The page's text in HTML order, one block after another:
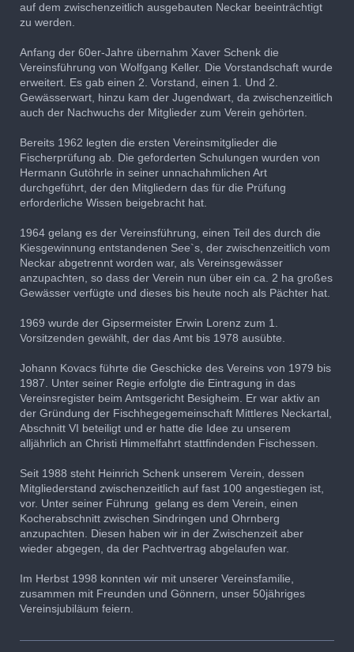
auf dem zwischenzeitlich ausgebauten Neckar beeinträchtigt
zu werden.
Anfang der 60er-Jahre übernahm Xaver Schenk die
Vereinsführung von Wolfgang Keller. Die Vorstandschaft wurde
erweitert. Es gab einen 2. Vorstand, einen 1. Und 2.
Gewässerwart, hinzu kam der Jugendwart, da zwischenzeitlich
auch der Nachwuchs der Mitglieder zum Verein gehörten.
Bereits 1962 legten die ersten Vereinsmitglieder die
Fischerprüfung ab. Die geforderten Schulungen wurden von
Hermann Gutöhrle in seiner unnachahmlichen Art
durchgeführt, der den Mitgliedern das für die Prüfung
erforderliche Wissen beigebracht hat.
1964 gelang es der Vereinsführung, einen Teil des durch die
Kiesgewinnung entstandenen See`s, der zwischenzeitlich vom
Neckar abgetrennt worden war, als Vereinsgewässer
anzupachten, so dass der Verein nun über ein ca. 2 ha großes
Gewässer verfügte und dieses bis heute noch als Pächter hat.
1969 wurde der Gipsermeister Erwin Lorenz zum 1.
Vorsitzenden gewählt, der das Amt bis 1978 ausübte.
Johann Kovacs führte die Geschicke des Vereins von 1979 bis
1987. Unter seiner Regie erfolgte die Eintragung in das
Vereinsregister beim Amtsgericht Besigheim. Er war aktiv an
der Gründung der Fischhegegemeinschaft Mittleres Neckartal,
Abschnitt VI beteiligt und er hatte die Idee zu unserem
alljährlich an Christi Himmelfahrt stattfindenden Fischessen.
Seit 1988 steht Heinrich Schenk unserem Verein, dessen
Mitgliederstand zwischenzeitlich auf fast 100 angestiegen ist,
vor. Unter seiner Führung gelang es dem Verein, einen
Kocherabschnitt zwischen Sindringen und Ohrnberg
anzupachten. Diesen haben wir in der Zwischenzeit aber
wieder abgegen, da der Pachtvertrag abgelaufen war.
Im Herbst 1998 konnten wir mit unserer Vereinsfamilie,
zusammen mit Freunden und Gönnern, unser 50jähriges
Vereinsjubiläum feiern.